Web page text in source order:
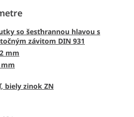
so šesťhrannou hlavou s
závitom DIN 931
mm
mm
biely zinok ZN